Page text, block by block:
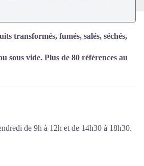
transformés, fumés, salés, séchés,
sous vide. Plus de 80 références au
de 9h à 12h et de 14h30 à 18h30.